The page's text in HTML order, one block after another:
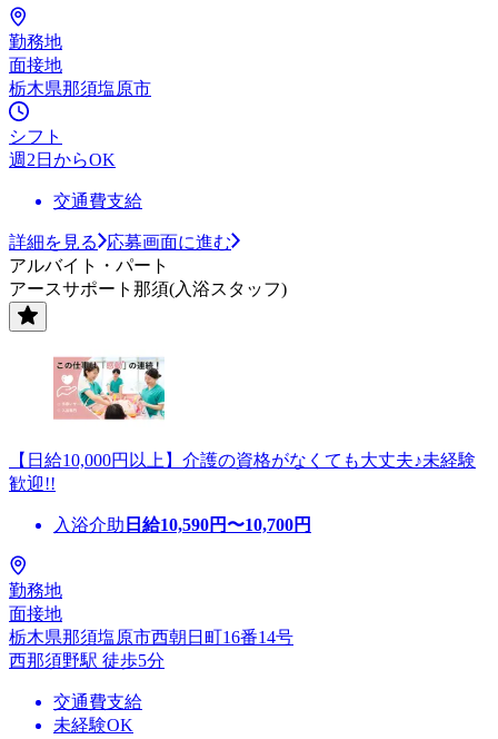
勤務地
面接地
栃木県那須塩原市
シフト
週2日からOK
交通費支給
詳細を見る
応募画面に進む
アルバイト・パート
アースサポート那須(入浴スタッフ)
【日給10,000円以上】介護の資格がなくても大丈夫♪未経験
歓迎!!
入浴介助 日給10,590円〜10,700円
勤務地
面接地
栃木県那須塩原市西朝日町16番14号
西那須野駅 徒歩5分
交通費支給
未経験OK